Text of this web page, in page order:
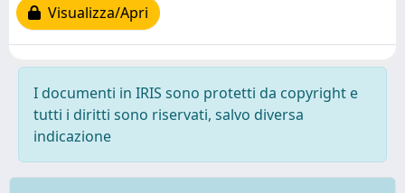
Visualizza/Apri
I documenti in IRIS sono protetti da copyright e
tutti i diritti sono riservati, salvo diversa
indicazione